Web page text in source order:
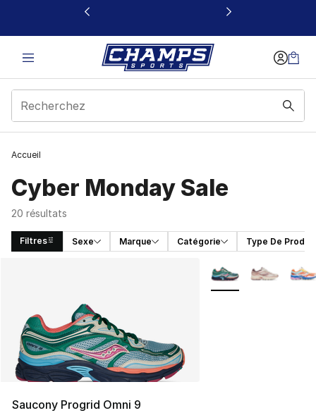
Ce lien s’ouvrira dans une nouvelle fenêtre
Accueil
Cyber Monday Sale
20 résultats
Filtres Sexe Marque Catégorie Type De Produit
Saucony Progrid Omni 9
Plus de couleurs